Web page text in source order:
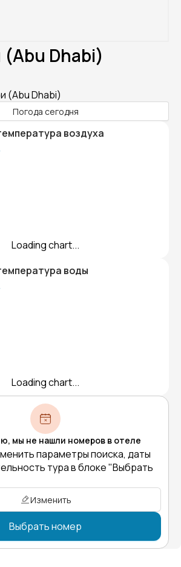
Dhabi)
(Abu Dhabi)
Погода сегодня
воздуха
Loading chart...
воды
Loading chart...
мы не нашли номеров в отеле
параметры поиска, даты
тура в блоке "Выбрать
Изменить
Выбрать номер